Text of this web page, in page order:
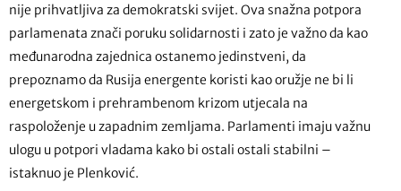
nije prihvatljiva za demokratski svijet. Ova snažna potpora
parlamenata znači poruku solidarnosti i zato je važno da kao
međunarodna zajednica ostanemo jedinstveni, da
prepoznamo da Rusija energente koristi kao oružje ne bi li
energetskom i prehrambenom krizom utjecala na
raspoloženje u zapadnim zemljama. Parlamenti imaju važnu
ulogu u potpori vladama kako bi ostali ostali stabilni –
istaknuo je Plenković.